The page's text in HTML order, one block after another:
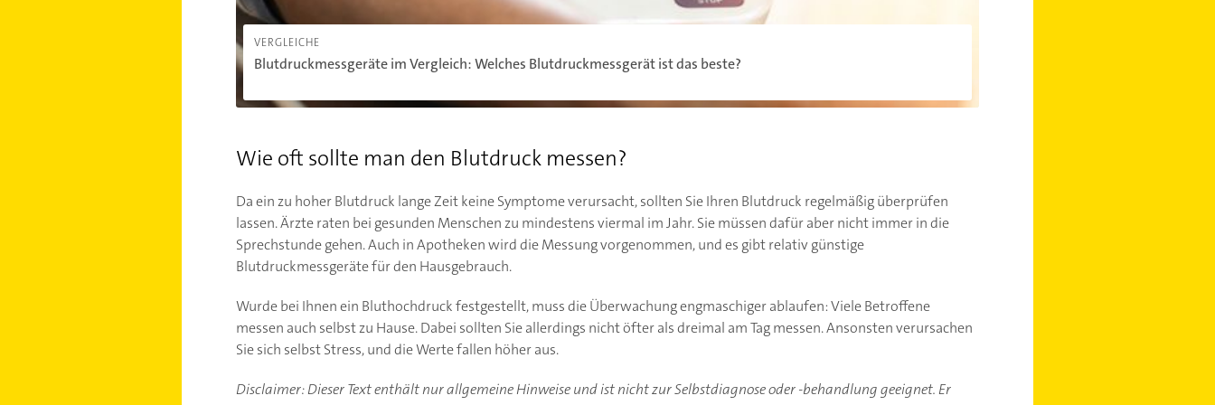
VERGLEICHE
Blutdruckmessgeräte im Vergleich: Welches Blutdruckmessgerät ist das beste?
Wie oft sollte man den Blutdruck messen?
Da ein zu hoher Blutdruck lange Zeit keine Symptome verursacht, sollten Sie Ihren Blutdruck regelmäßig überprüfen
lassen. Ärzte raten bei gesunden Menschen zu mindestens viermal im Jahr. Sie müssen dafür aber nicht immer in die
Sprechstunde gehen. Auch in Apotheken wird die Messung vorgenommen, und es gibt relativ günstige
Blutdruckmessgeräte für den Hausgebrauch.
Wurde bei Ihnen ein Bluthochdruck festgestellt, muss die Überwachung engmaschiger ablaufen: Viele Betroffene
messen auch selbst zu Hause. Dabei sollten Sie allerdings nicht öfter als dreimal am Tag messen. Ansonsten verursachen
Sie sich selbst Stress, und die Werte fallen höher aus.
Disclaimer: Dieser Text enthält nur allgemeine Hinweise und ist nicht zur Selbstdiagnose oder -behandlung geeignet. Er